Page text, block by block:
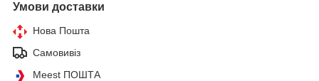
Умови доставки
Нова Пошта
Самовивіз
Meest ПОШТА